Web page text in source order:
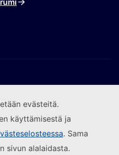
evästeitä.
käyttämisestä ja
. Sama
sivun alalaidasta.
(Ulkoinen linkki)